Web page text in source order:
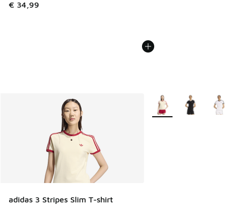
€ 34,99
adidas 3 Stripes Slim T-shirt
Plus de couleurs